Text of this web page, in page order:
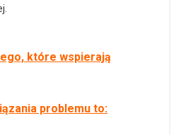
które wspierają
problemu to: